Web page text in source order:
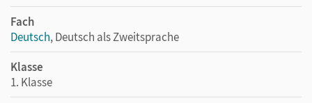
Fach
Deutsch, Deutsch als Zweitsprache
Klasse
1. Klasse